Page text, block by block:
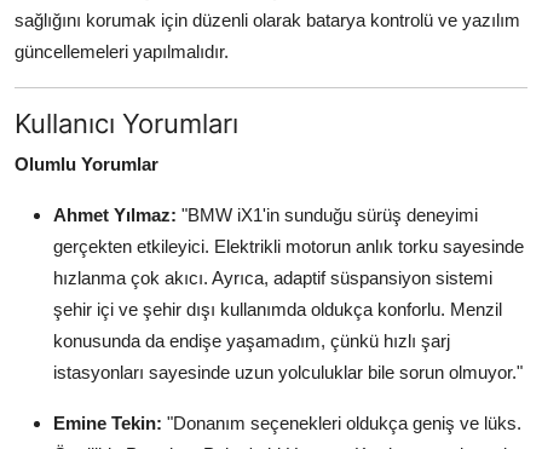
sağlığını korumak için düzenli olarak batarya kontrolü ve yazılım
güncellemeleri yapılmalıdır.
Kullanıcı Yorumları
Olumlu Yorumlar
Ahmet Yılmaz: "BMW iX1'in sunduğu sürüş deneyimi
gerçekten etkileyici. Elektrikli motorun anlık torku sayesinde
hızlanma çok akıcı. Ayrıca, adaptif süspansiyon sistemi
şehir içi ve şehir dışı kullanımda oldukça konforlu. Menzil
konusunda da endişe yaşamadım, çünkü hızlı şarj
istasyonları sayesinde uzun yolculuklar bile sorun olmuyor."
Emine Tekin: "Donanım seçenekleri oldukça geniş ve lüks.